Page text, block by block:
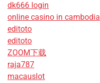
dk666 login
online casino in cambodia
editoto
editoto
ZOOM下载
raja787
macauslot